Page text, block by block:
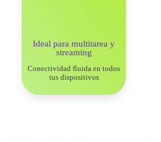
Ideal para multitareay
streaming
Conectividad fluida en todos
tus dispositivos